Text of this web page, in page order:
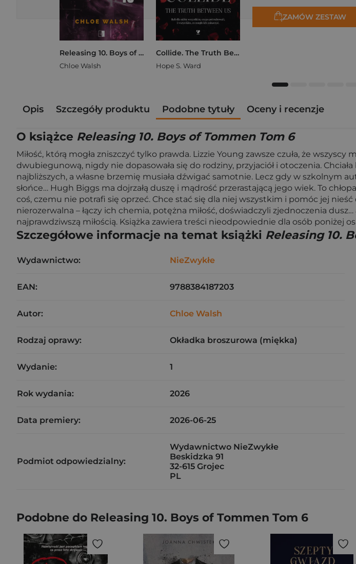
Releasing 10. Boys of Tommen Tom 6
Chloe Walsh
Collide. The Truth Between Us
Hope S. Ward
ZAMÓW ZESTAW
Opis Szczegóły produktu Podobne tytuły Oceny i recenzje
O książce Releasing 10. Boys of Tommen Tom 6
Miłość, którą mogła zniszczyć tylko prawda. Lizzie Young zawsze czuła, że
dwubiegunową, nigdy nie dopasowała się do rodziny, przyjaciół i otoczenia.
najbliższych, a własne brzemię musiała dźwigać samotnie. Lecz gdy w szkolnym
słońce… Hugh Biggs ma dojrzałą duszę i mądrość przerastającą jego wiek. To
coś, czemu nie potrafi się oprzeć. Chce stać się dla niej wszystkim i pomóc jej
nierozerwalna – łączy ich chemia, potężna miłość, doświadczyli zjednoczenia
najprawdziwszą miłością. Książka zawiera treści nieodpowiednie dla osób poniżej
Szczegółowe informacje na temat książki Releasing 10.
Wydawnictwo: NieZwykłe
EAN: 9788384187203
Autor: Chloe Walsh
Rodzaj oprawy: Okładka broszurowa (miękka)
Wydanie: 1
Rok wydania: 2026
Data premiery: 2026-06-25
Podmiot odpowiedzialny:
Wydawnictwo NieZwykłe
Beskidzka 91
32-615 Grojec
PL
Podobne do Releasing 10. Boys of Tommen Tom 6